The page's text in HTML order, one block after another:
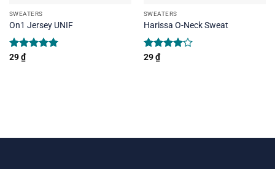
SWEATERS
On1 Jersey UNIF
Rated
29₫
SWEATERS
Harissa O-Neck Sweat
Rated
29₫